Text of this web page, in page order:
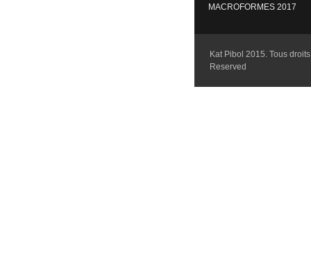
MACROFORMES 2017
Kat Pibol 2015. Tous
Reserved